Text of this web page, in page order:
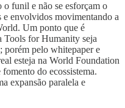
funil e não se esforçam o
e envolvidos movimentando a
Um ponto que é
Tools for Humanity seja
porém pelo whitepaper e
esteja na World Foundation
do ecossistema.
expansão paralela e